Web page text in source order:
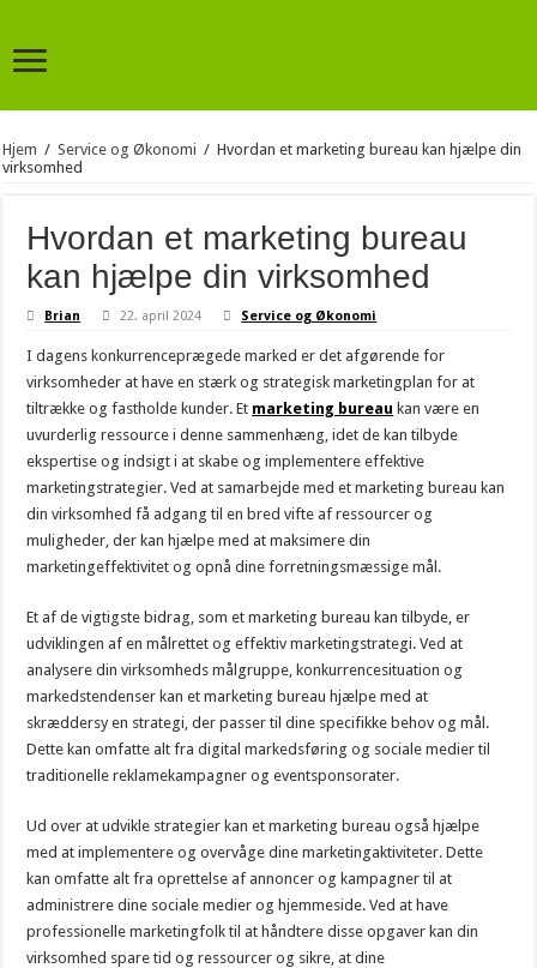
Hjem / Service og Økonomi / Hvordan et marketing bureau kan hjælpe din
virksomhed
Hvordan et marketing bureau
kan hjælpe din virksomhed
Brian 22. april 2024 Service og Økonomi
I dagens konkurrenceprægede marked er det afgørende for
virksomheder at have en stærk og strategisk marketingplan for at
tiltrække og fastholde kunder. Et marketing bureau kan være en
uvurderlig ressource i denne sammenhæng, idet de kan tilbyde
ekspertise og indsigt i at skabe og implementere effektive
marketingstrategier. Ved at samarbejde med et marketing bureau kan
din virksomhed få adgang til en bred vifte af ressourcer og
muligheder, der kan hjælpe med at maksimere din
marketingeffektivitet og opnå dine forretningsmæssige mål.
Et af de vigtigste bidrag, som et marketing bureau kan tilbyde, er
udviklingen af en målrettet og effektiv marketingstrategi. Ved at
analysere din virksomheds målgruppe, konkurrencesituation og
markedstendenser kan et marketing bureau hjælpe med at
skræddersy en strategi, der passer til dine specifikke behov og mål.
Dette kan omfatte alt fra digital markedsføring og sociale medier til
traditionelle reklamekampagner og eventsponsorater.
Ud over at udvikle strategier kan et marketing bureau også hjælpe
med at implementere og overvåge dine marketingaktiviteter. Dette
kan omfatte alt fra oprettelse af annoncer og kampagner til at
administrere dine sociale medier og hjemmeside. Ved at have
professionelle marketingfolk til at håndtere disse opgaver kan din
virksomhed spare tid og ressourcer og sikre, at dine